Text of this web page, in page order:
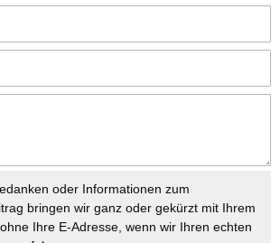
oder Informationen zum
bringen wir ganz oder gekürzt mit Ihrem
Ihre E-Adresse, wenn wir Ihren echten